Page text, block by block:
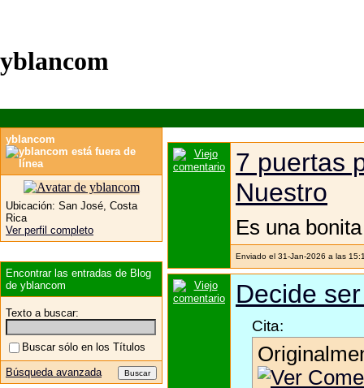
yblancom
7 puertas
Nuestro
Es una
Enviado el 31-Jan-2026 a las
Decide
Cita:
yblancom
Ubicación: San José, Costa
Rica
Ver perfil completo
Encontrar las entradas de Blog
de yblancom
Texto a buscar:
Buscar sólo en los Títulos
Búsqueda avanzada